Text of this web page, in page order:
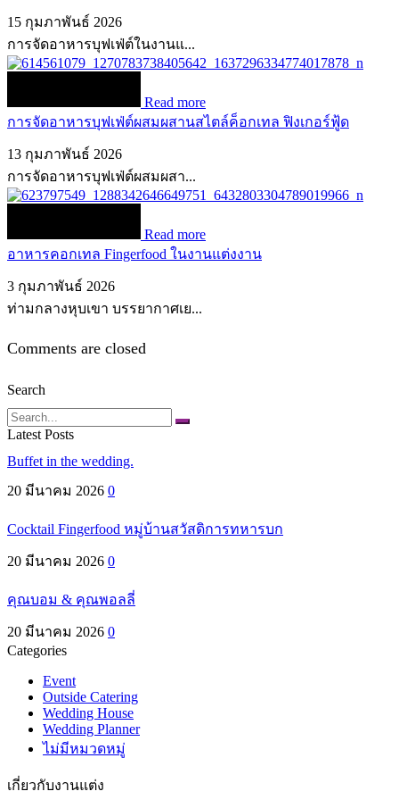
15 กุมภาพันธ์ 2026
การจัดอาหารบุฟเฟ่ต์ในงานแ...
Read more
การจัดอาหารบุฟเฟ่ต์ผสมผสานสไตล์ค็อกเทล ฟิงเกอร์ฟู้ด
13 กุมภาพันธ์ 2026
การจัดอาหารบุฟเฟ่ต์ผสมผสา...
Read more
อาหารคอกเทล Fingerfood ในงานแต่งงาน
3 กุมภาพันธ์ 2026
ท่ามกลางหุบเขา บรรยากาศเย...
Comments are closed
Search
Search
Latest Posts
Buffet in the wedding.
20 มีนาคม 2026 0
Cocktail Fingerfood หมู่บ้านสวัสดิการทหารบก
20 มีนาคม 2026 0
คุณบอม & คุณพอลลี่
20 มีนาคม 2026 0
Categories
Event
Outside Catering
Wedding House
Wedding Planner
ไม่มีหมวดหมู่
เกี่ยวกับงานแต่ง